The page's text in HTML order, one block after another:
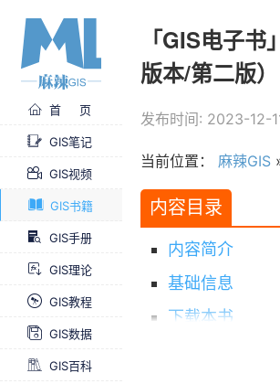
首 页
GIS笔记
GIS视频
GIS书籍
GIS手册
GIS理论
GIS教程
GIS数据
GIS百科
「GIS电子
版本/第二版）
发布时间: 2023-12-
当前位置： 麻辣GIS
内容目录
内容简介
基础信息
下载本书